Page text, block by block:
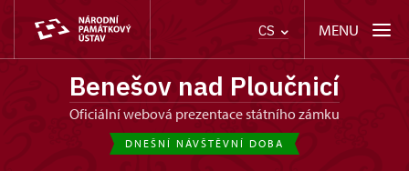
CS MENU
Benešov nad Ploučnicí
oficiální webová prezentace státního zámku
DNEŠNÍ NÁVŠTĚVNÍ DOBA